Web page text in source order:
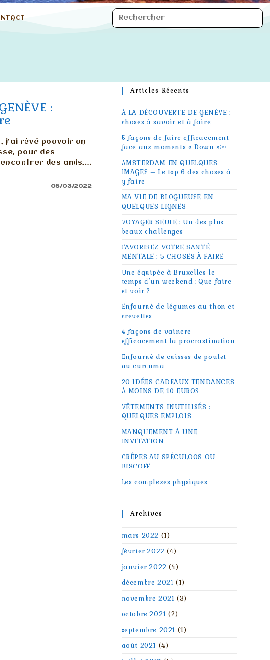
:
j’ai rêvé pouvoir un
pour des
des amis,…
05/03/2022
Articles Récents
À LA DÉCOUVERTE DE GENÈVE :
choses à savoir et à faire
5 façons de faire efficacement
face aux moments « Down »￼
AMSTERDAM EN QUELQUES
IMAGES – Le top 6 des choses à
y faire
MA VIE DE BLOGUEUSE EN
QUELQUES LIGNES
VOYAGER SEULE : Un des plus
beaux challenges
FAVORISEZ VOTRE SANTÉ
MENTALE : 5 CHOSES À FAIRE
Une équipée à Bruxelles le
temps d’un weekend : Que faire
et voir ?
Enfourné de légumes au thon et
crevettes
4 façons de vaincre
efficacement la procrastination
Enfourné de cuisses de poulet
au curcuma
20 IDÉES CADEAUX TENDANCES
À MOINS DE 10 EUROS
VÊTEMENTS INUTILISÉS :
QUELQUES EMPLOIS
MANQUEMENT À UNE
INVITATION
CRÊPES AU SPÉCULOOS OU
BISCOFF
Les complexes physiques
Archives
mars 2022 (1)
février 2022 (4)
janvier 2022 (4)
décembre 2021 (1)
novembre 2021 (3)
octobre 2021 (2)
septembre 2021 (1)
août 2021 (4)